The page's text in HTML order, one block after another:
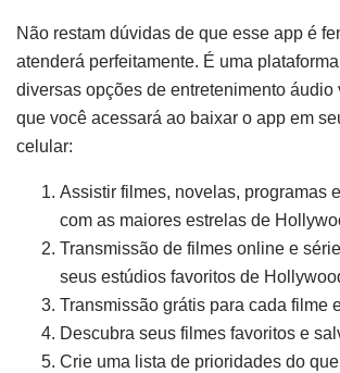
Não restam dúvidas de que esse app é
atenderá perfeitamente. É uma
diversas opções de entretenimento áudio
que você acessará ao baixar o app em
celular:
Assistir filmes, novelas, programas
com as maiores estrelas de
Transmissão de filmes online e
seus estúdios favoritos de
Transmissão grátis para cada filme
Descubra seus filmes favoritos e
Crie uma lista de prioridades do